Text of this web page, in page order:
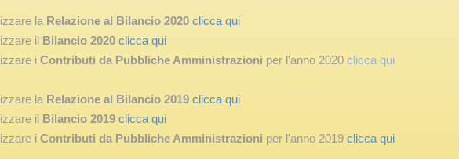
la Relazione al Bilancio 2020 clicca qui
il Bilancio 2020 clicca qui
i Contributi da Pubbliche Amministrazioni per l'anno 2020 clicca qui
la Relazione al Bilancio 2019 clicca qui
il Bilancio 2019 clicca qui
i Contributi da Pubbliche Amministrazioni per l'anno 2019 clicca qui